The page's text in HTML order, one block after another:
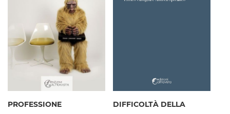
PROFESSIONE
DIFFICOLTÀ DELLA